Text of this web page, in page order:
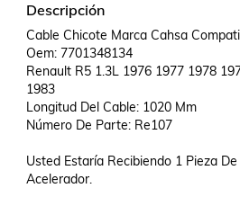
Descripción
Cable Chicote Marca Cahsa
Oem: 7701348134
Renault R5 1.3L 1976 1977 1978
1983
Longitud Del Cable: 1020 Mm
Número De Parte: Re107
Usted Estaría Recibiendo 1 Pieza
Acelerador.